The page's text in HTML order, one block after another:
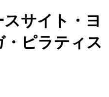
サイト・ヨ
ピラティス